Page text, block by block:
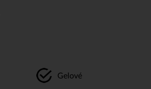
Gelové